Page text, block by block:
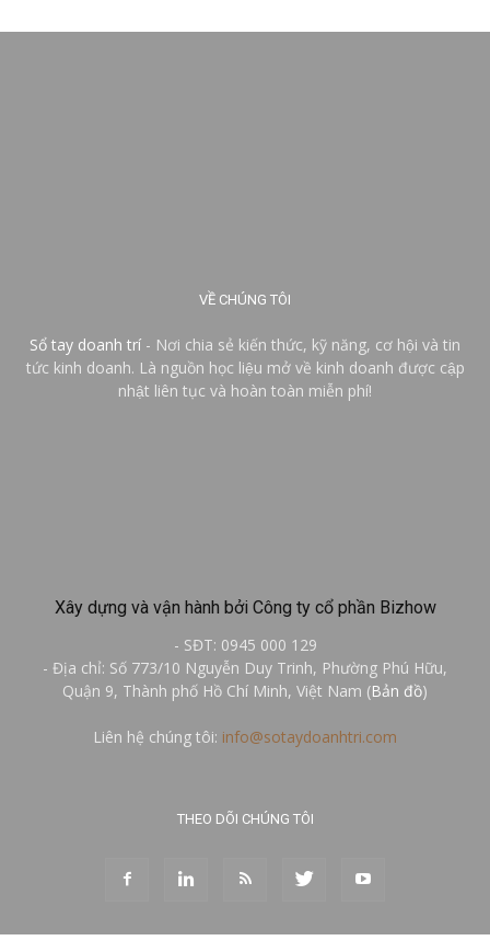
VỀ CHÚNG TÔI
Sổ tay doanh trí - Nơi chia sẻ kiến thức, kỹ năng, cơ hội và tin
tức kinh doanh. Là nguồn học liệu mở về kinh doanh được cập
nhật liên tục và hoàn toàn miễn phí!
Xây dựng và vận hành bởi Công ty cổ phần Bizhow
- SĐT: 0945 000 129
- Địa chỉ: Số 773/10 Nguyễn Duy Trinh, Phường Phú Hữu,
Quận 9, Thành phố Hồ Chí Minh, Việt Nam (Bản đồ)
Liên hệ chúng tôi: info@sotaydoanhtri.com
THEO DÕI CHÚNG TÔI